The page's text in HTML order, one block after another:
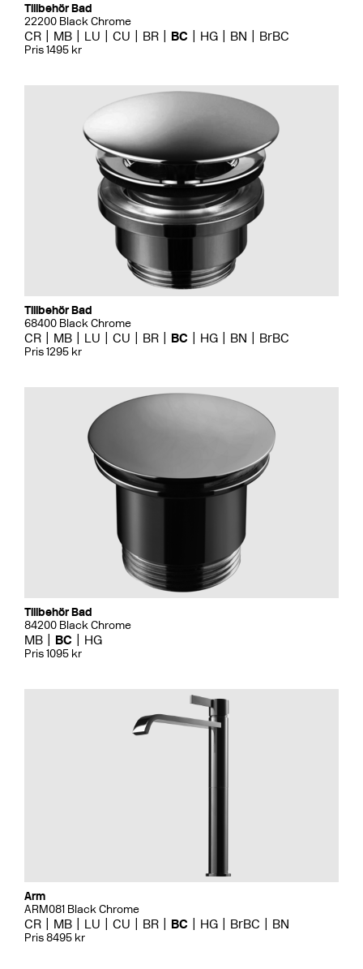
Tillbehör Bad
22200 Black Chrome
CR MB LU CU BR BC HG BN BrBC
Pris 1495 kr
Tillbehör Bad
68400 Black Chrome
CR MB LU CU BR BC HG BN BrBC
Pris 1295 kr
Tillbehör Bad
84200 Black Chrome
MB BC HG
Pris 1095 kr
Arm
ARM081 Black Chrome
CR MB LU CU BR BC HG BrBC BN
Pris 8495 kr